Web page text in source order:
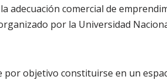
adecuación comercial de
por la Universidad
por objetivo constituirse en un